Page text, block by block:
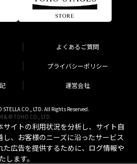
よくあるご質問
プライバシーポリシー
運営会社
CO., LTD. All Rights Reserved.
& © TOHO CO., LTD.
イトの利用状況を分析し、サイト自
、お客様のニーズに沿ったサービス
た広告を提供するために、ログ情報や
ます。